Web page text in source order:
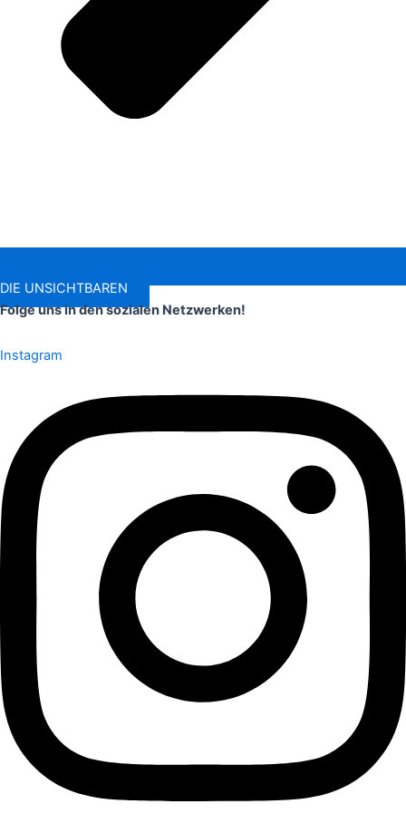
DIE UNSICHTBAREN
Folge uns in den sozialen Netzwerken!
Instagram